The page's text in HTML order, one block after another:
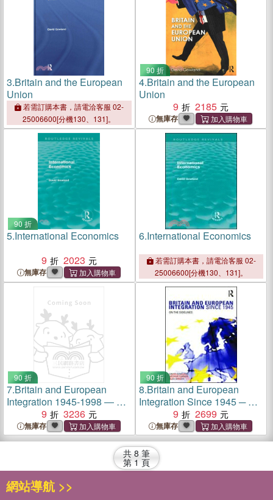
3.Britain and the European
Union
若需訂購本書，請電洽客服 02-
25006600[分機130、131]。
90 折
4.Britain and the European
Union
9
2185
無庫存
90 折
5.International Economics
9
2023
無庫存
6.International Economics
若需訂購本書，請電洽客服 02-
25006600[分機130、131]。
90 折
7.Britain and European
Integration 1945-1998 ― A
Documentary History
9 3236
無庫存
90 折
8.Britain and European
Integration Since 1945 ─ On
the Sidelines
9 2699
無庫存
共 8 筆
第 1 頁
網站導航 >>